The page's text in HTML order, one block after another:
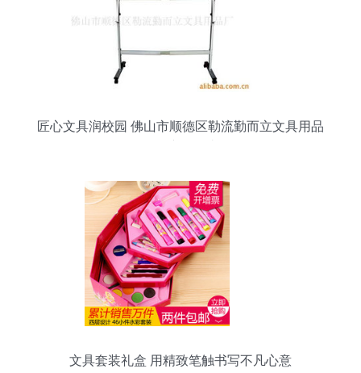
匠心文具润校园 佛山市顺德区勒流勤而立文具用品
文具套装礼盒 用精致笔触书写不凡心意